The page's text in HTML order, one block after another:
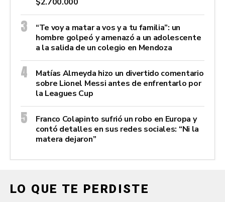
“Te voy a matar a vos y a tu familia”: un
hombre golpeó y amenazó a un adolescente
a la salida de un colegio en Mendoza
Matías Almeyda hizo un divertido comentario
sobre Lionel Messi antes de enfrentarlo por
la Leagues Cup
Franco Colapinto sufrió un robo en Europa y
contó detalles en sus redes sociales: “Ni la
matera dejaron”
LO QUE TE PERDISTE